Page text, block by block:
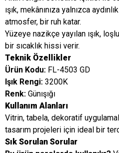
ışık, mekânınıza yalnızca
atmosfer, bir ruh katar.
Yüzeye nazikçe yayılan ışık,
bir sıcaklık hissi verir.
Teknik Özellikler
Ürün Kodu: FL-4503 GD
Işık Rengi: 3200K
Renk: Günışığı
Kullanım Alanları
Vitrin, tabela, dekoratif
tasarım projeleri için ideal bir
Sık Sorulan Sorular